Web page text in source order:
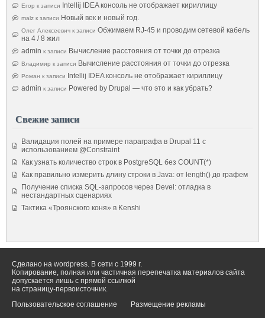
Егор к записи Intellij IDEA консоль не отображает кириллицу
malz к записи Новый век и новый год.
Олег Алексеевич к записи Обжимаем RJ-45 и проводим сетевой кабель
на 4 / 8 жил
admin к записи Вычисление расстояния от точки до отрезка
Владимир к записи Вычисление расстояния от точки до отрезка
Роман к записи Intellij IDEA консоль не отображает кириллицу
admin к записи Powered by Drupal — что это и как убрать?
Свежие записи
Валидация полей на примере параграфа в Drupal 11 с
использованием @Constraint
Как узнать количество строк в PostgreSQL без COUNT(*)
Как правильно измерить длину строки в Java: от length() до графем
Получение списка SQL-запросов через Devel: отладка в
нестандартных сценариях
Тактика «Троянского коня» в Kenshi
Сделано на wordpress. В сети с 1999 г.
Копирование, полная или частичная перепечатка материалов сайта
допускается лишь с прямой ссылкой
на страницу-первоисточник.
Пользовательское соглашение
Размещение рекламы